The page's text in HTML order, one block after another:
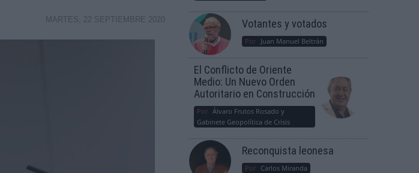
MARTES, 22 SEPTIEMBRE 2020 Votantes y votados
Por Juan Manuel Beltrán
El Conflicto de Oriente
Medio: Un Nuevo Orden
Autoritario en Construcción
Por Álvaro Frutos Rosado y
Gabinete Geopolítica de Crisis
Reconquista leonesa
Por Carlos Miranda